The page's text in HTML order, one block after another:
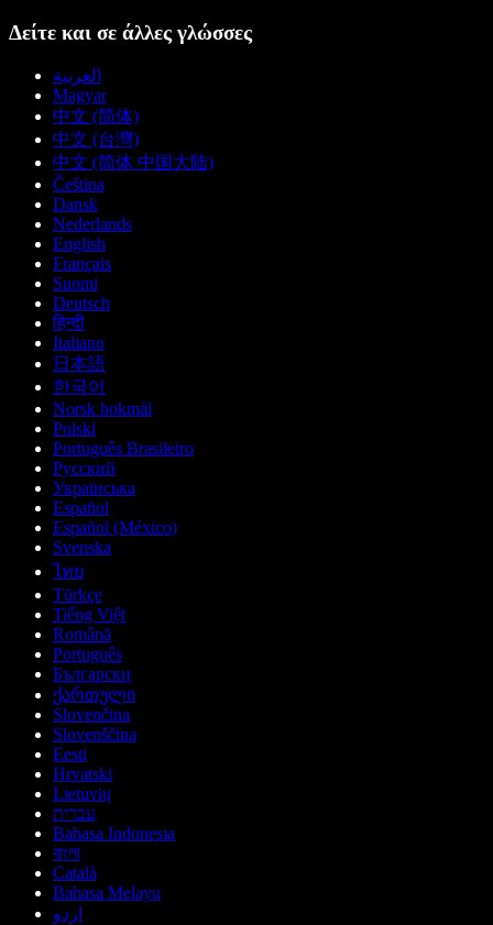
Δείτε και σε άλλες γλώσσες
العربية
Magyar
中文 (简体)
中文 (台灣)
中文 (简体 中国大陆)
Čeština
Dansk
Nederlands
English
Français
Suomi
Deutsch
हिन्दी
Italiano
日本語
한국어
Norsk bokmål
Polski
Português Brasileiro
Русский
Українська
Español
Español (México)
Svenska
ไทย
Türkçe
Tiếng Việt
Română
Português
Български
ქართული
Slovenčina
Slovenščina
Eesti
Hrvatski
Lietuvių
עברית
Bahasa Indonesia
বাংলা
Català
Bahasa Melayu
اردو